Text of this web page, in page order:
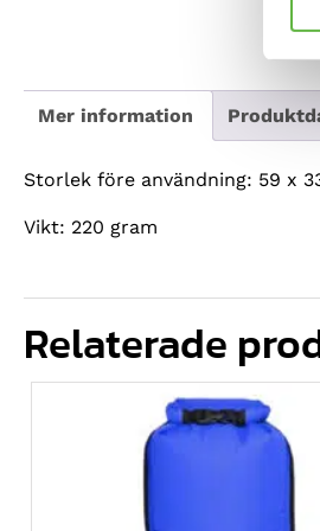
Mer information
Storlek före användning: 59 x
Vikt: 220 gram
Relaterade